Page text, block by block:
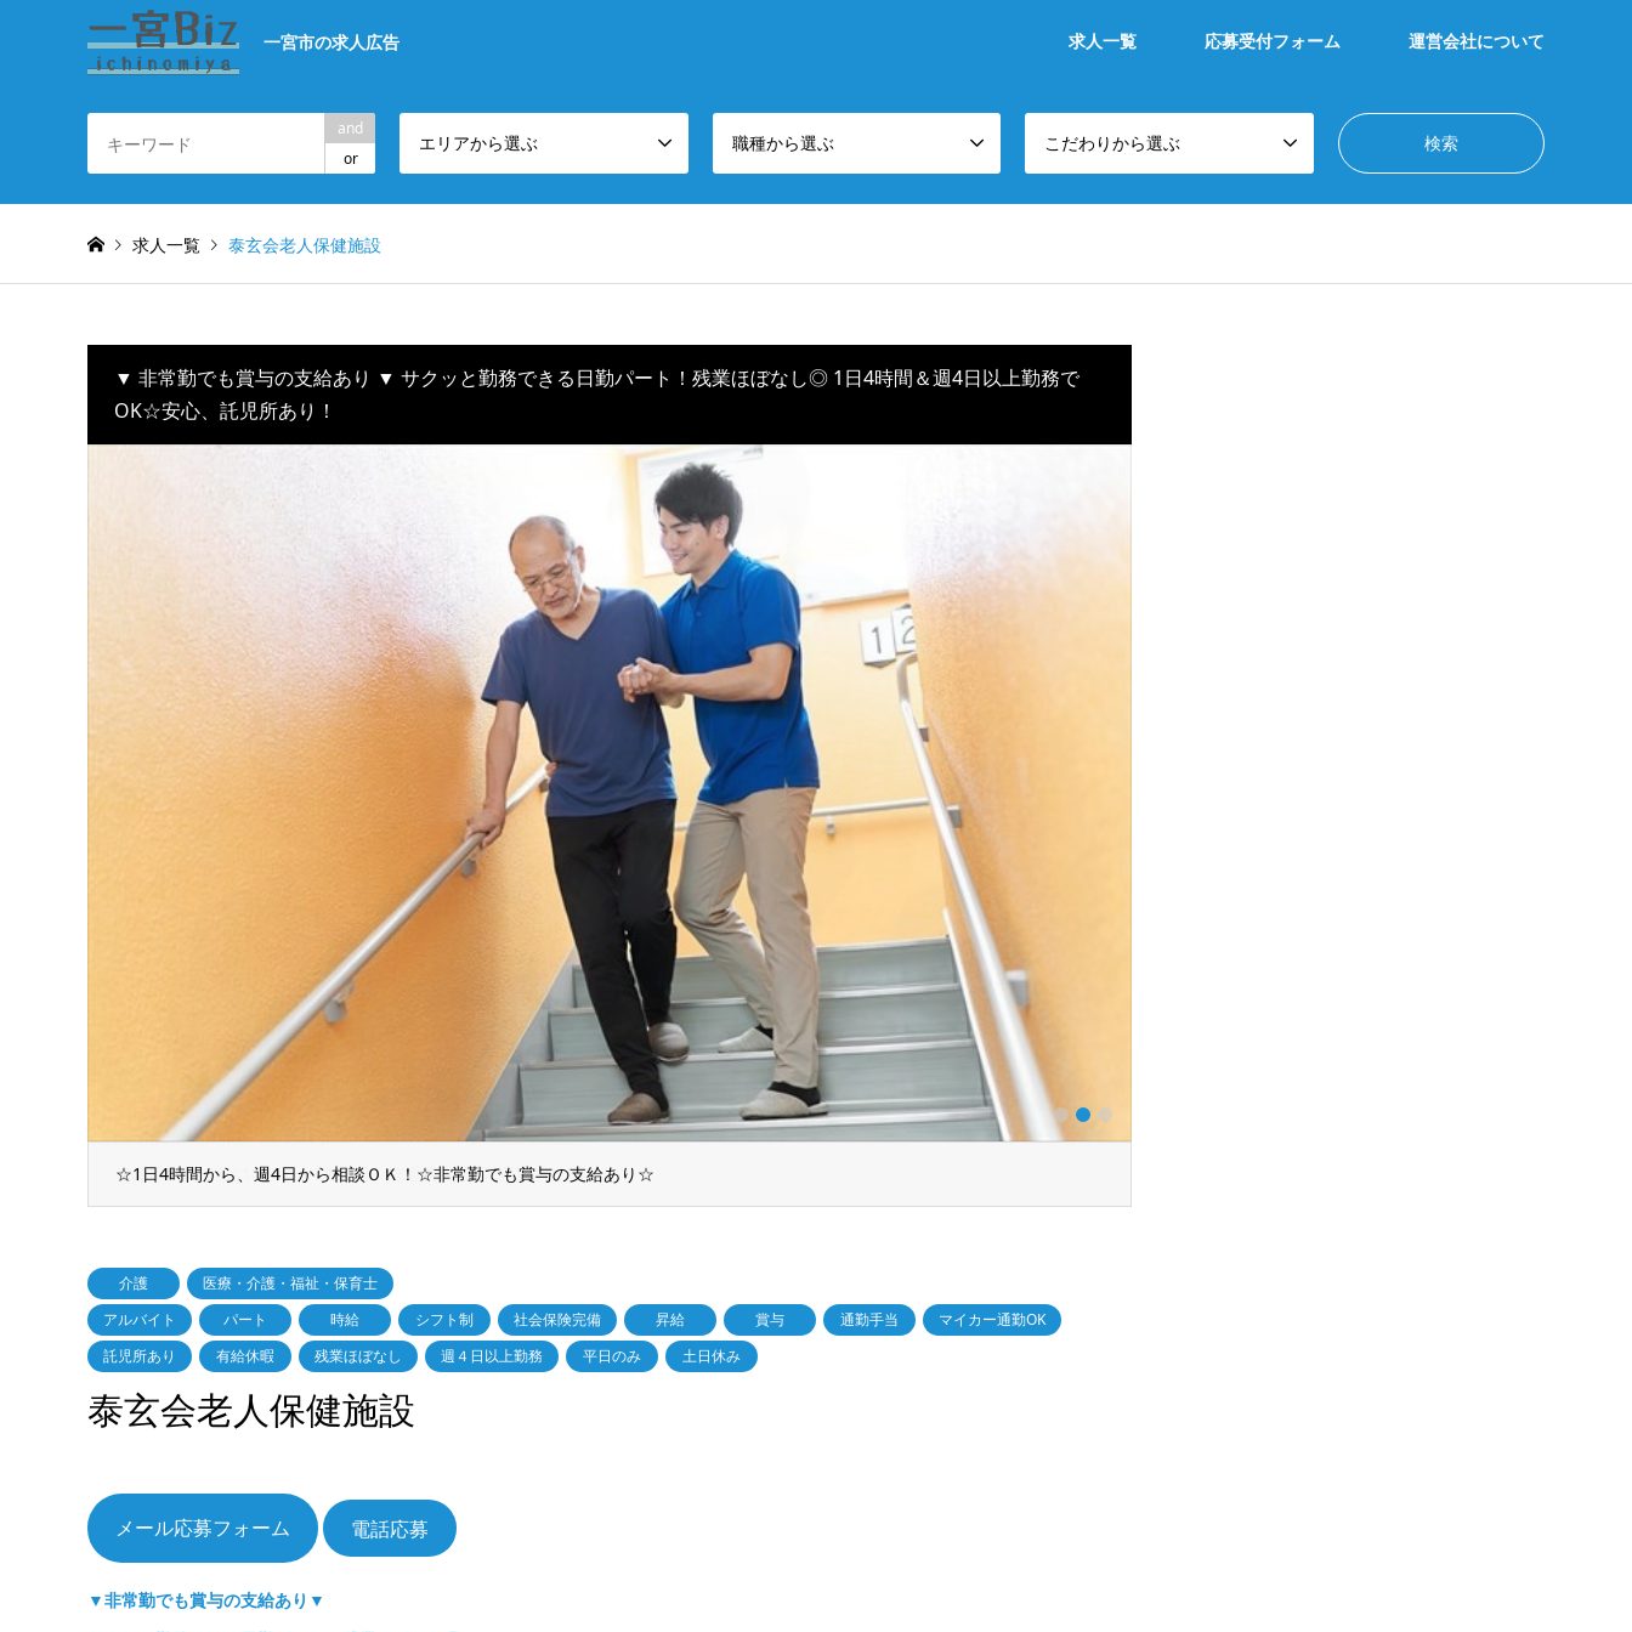
一宮市の求人広告 求人一覧 応募受付フォーム 運営会社について
and
or
エリアから選ぶ 職種から選ぶ こだわりから選ぶ
求人一覧 泰玄会老人保健施設
▼ 非常勤でも賞与の支給あり ▼ サクッと勤務できる日勤パート！残業ほぼなし◎ 1日4時間＆週4日以上勤務で
OK☆安心、託児所あり！
車通勤OK！時給1000円～1150円＋交通費支給♪託児所あり◎
1 2 3
介護
医療・介護・福祉・保育士
アルバイト
パート 時給 シフト制 社会保険完備 昇給 賞与 通勤手当
マイカー通勤OK
託児所あり
有給休暇 残業ほぼなし 週４日以上勤務 平日のみ 土日休み
泰玄会老人保健施設
電話応募
▼非常勤でも賞与の支給あり▼